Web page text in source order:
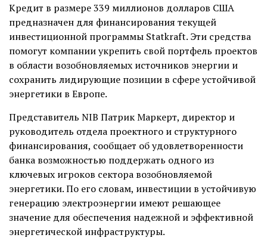
Кредит в размере 339 миллионов долларов США
предназначен для финансирования текущей
инвестиционной программы Statkraft. Эти средства
помогут компании укрепить свой портфель проектов
в области возобновляемых источников энергии и
сохранить лидирующие позиции в сфере устойчивой
энергетики в Европе.
Представитель NIB Патрик Маркерт, директор и
руководитель отдела проектного и структурного
финансирования, сообщает об удовлетворенности
банка возможностью поддержать одного из
ключевых игроков сектора возобновляемой
энергетики. По его словам, инвестиции в устойчивую
генерацию электроэнергии имеют решающее
значение для обеспечения надежной и эффективной
энергетической инфраструктуры.